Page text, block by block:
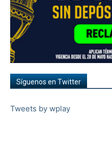
Síguenos en Twitter
Tweets by wplay